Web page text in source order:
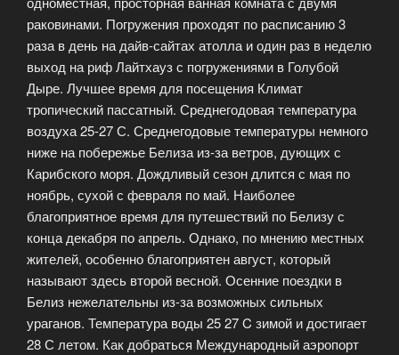
раковинами. Погружения проходят по расписанию 3
раза в день на дайв-сайтах атолла и один раз в неделю
выход на риф Лайтхауз с погружениями в Голубой
Дыре. Лучшее время для посещения Климат
тропический пассатный. Среднегодовая температура
воздуха 25-27 С. Среднегодовые температуры немного
ниже на побережье Белиза из-за ветров, дующих с
Карибского моря. Дождливый сезон длится с мая по
ноябрь, сухой с февраля по май. Наиболее
благоприятное время для путешествий по Белизу с
конца декабря по апрель. Однако, по мнению местных
жителей, особенно благоприятен август, который
называют здесь второй весной. Осенние поездки в
Белиз нежелательны из-за возможных сильных
ураганов. Температура воды 25 27 C зимой и достигает
28 С летом. Как добраться Международный аэропорт